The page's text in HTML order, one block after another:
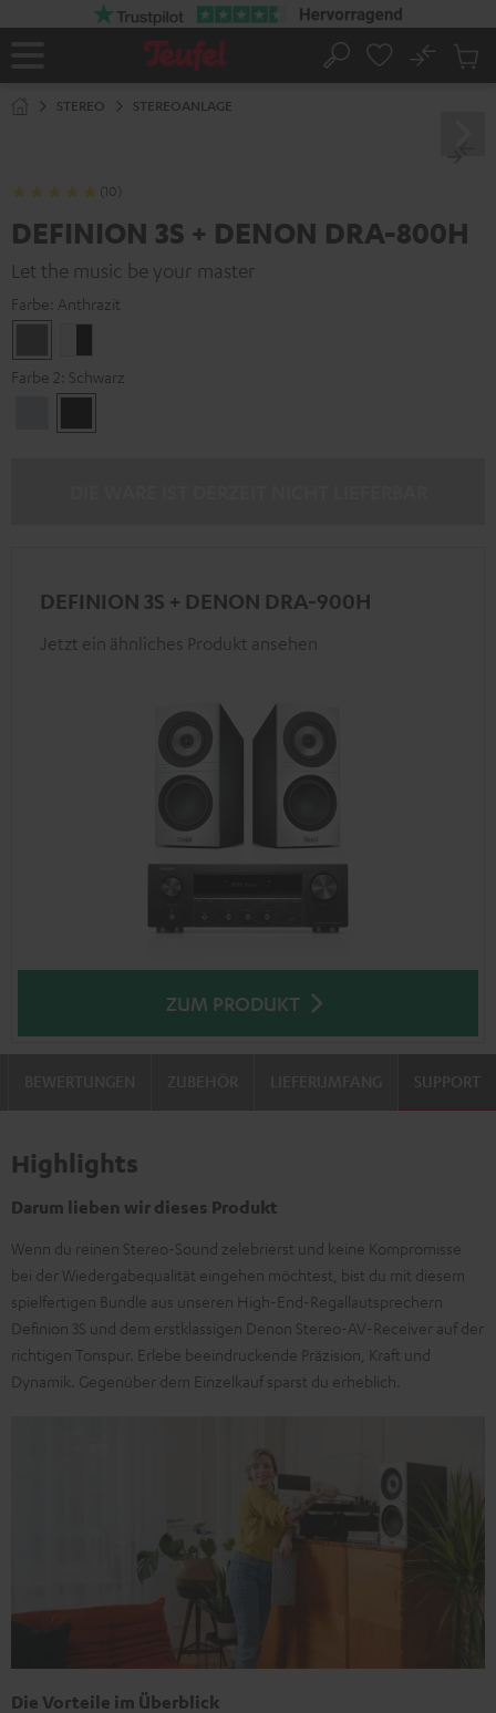
Startseite
Suche
No
STEREO STEREOANLAGE
(10)
DEFINION 3S + DENON DRA-800H
Let the music be your master
Farbe: Anthrazit
Schwarz
Farbe 2: Schwarz
Silber
DEFINION 3S + DENON DRA-900H
Jetzt ein ähnliches Produkt ansehen
ZUM PRODUKT
SUPPORT
Highlights
Darum lieben wir dieses Produkt
Wenn du reinen Stereo-Sound zelebrierst und keine Kompromisse
bei der Wiedergabequalität eingehen möchtest, bist du mit diesem
spielfertigen Bundle aus unseren High-End-Regallautsprechern
Definion 3S und dem erstklassigen Denon Stereo-AV-Receiver auf der
richtigen Tonspur. Erlebe beeindruckende Präzision, Kraft und
Dynamik. Gegenüber dem Einzelkauf sparst du erheblich.
Die Vorteile im Überblick